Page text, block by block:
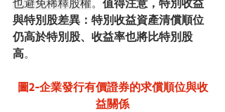
也避免稀釋股權。 值得注意，特別收益
與特別股差異：特別收益資產清償順位
仍高於特別股、收益率也將比特別股
高。
圖2-企業發行有價證券的求償順位與收
益關係